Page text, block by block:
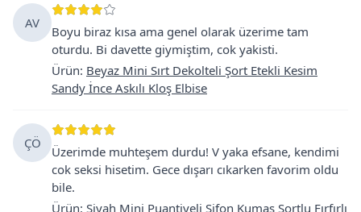
AV
Boyu biraz kısa ama genel olarak üzerime tam
oturdu. Bi davette giymiştim, cok yakisti.
Ürün: Beyaz Mini Sırt Dekolteli Şort Etekli Kesim
Sandy İnce Askılı Kloş Elbise
ÇÖ
Üzerimde muhteşem durdu! V yaka efsane, kendimi
cok seksi hisetim. Gece dışarı cıkarken favorim oldu
bile.
Ürün: Siyah Mini Puantiyeli Şifon Kumaş Şortlu Fırfırlı